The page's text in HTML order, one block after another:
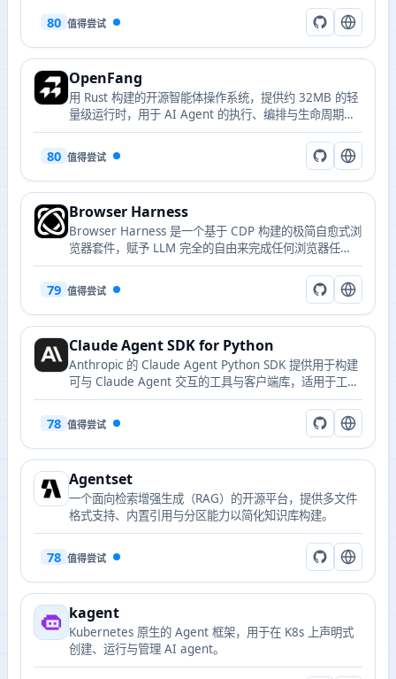
80 值得尝试
OpenFang
用 Rust 构建的开源智能体操作系统，提供约 32MB 的轻
量级运行时，用于 AI Agent 的执行、编排与生命周期管
理。
80 值得尝试
Browser Harness
Browser Harness 是一个基于 CDP 构建的极简自愈式浏
览器套件，赋予 LLM 完全的自由来完成任何浏览器任
务，代理可以在运行中编写缺失的功能。
79 值得尝试
Claude Agent SDK for Python
Anthropic 的 Claude Agent Python SDK 提供用于构建
可与 Claude Agent 交互的工具与客户端库，适用于工具
调用与交互式会话。
78 值得尝试
Agentset
一个面向检索增强生成（RAG）的开源平台，提供多文件
格式支持、内置引用与分区能力以简化知识库构建。
78 值得尝试
kagent
Kubernetes 原生的 Agent 框架，用于在 K8s 上声明式
创建、运行与管理 AI agent。